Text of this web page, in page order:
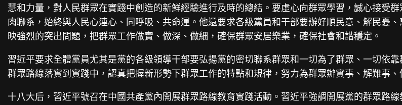
慧和力量，對人民群眾在實踐中創造的新鮮經驗進行及時的總結。要虛心向群眾學習，誠心接受
肉聯系，始終與人民心連心、同呼吸、共命運。他還要求各級黨員和干部要辦好順民意、解民憂
映強烈的突出問題，把群眾工作做實、做深、做細，確保群眾安居樂業，確保社會和諧穩定。
習近平要求全體黨員尤其是黨的各級領導干部要弘揚黨的密切聯系群眾和一切為了群眾、一切依靠
群眾路線落實到實踐中，認真把握新形勢下群眾工作的特點和規律，努力為群眾辦實事、解難事
十八大后，習近平號召在中國共產黨內開展群眾路線教育實踐活動。習近平強調開展黨的群眾路